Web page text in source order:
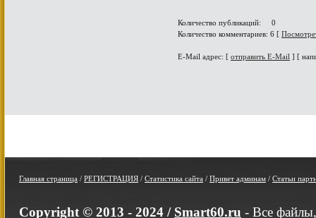
Количество публикаций: 0
Количество комментариев: 6 [
E-Mail адрес: [ отправить E-Mail ] [
Главная страница / РЕГИСТРАЦИЯ / Статистика сайта / Привет админам / Статьи
Copyright © 2013 - 2024 / Smart60.ru - Все